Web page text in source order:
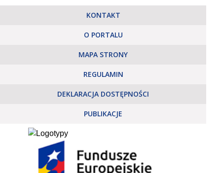
KONTAKT
O PORTALU
MAPA STRONY
REGULAMIN
DEKLARACJA DOSTĘPNOŚCI
PUBLIKACJE